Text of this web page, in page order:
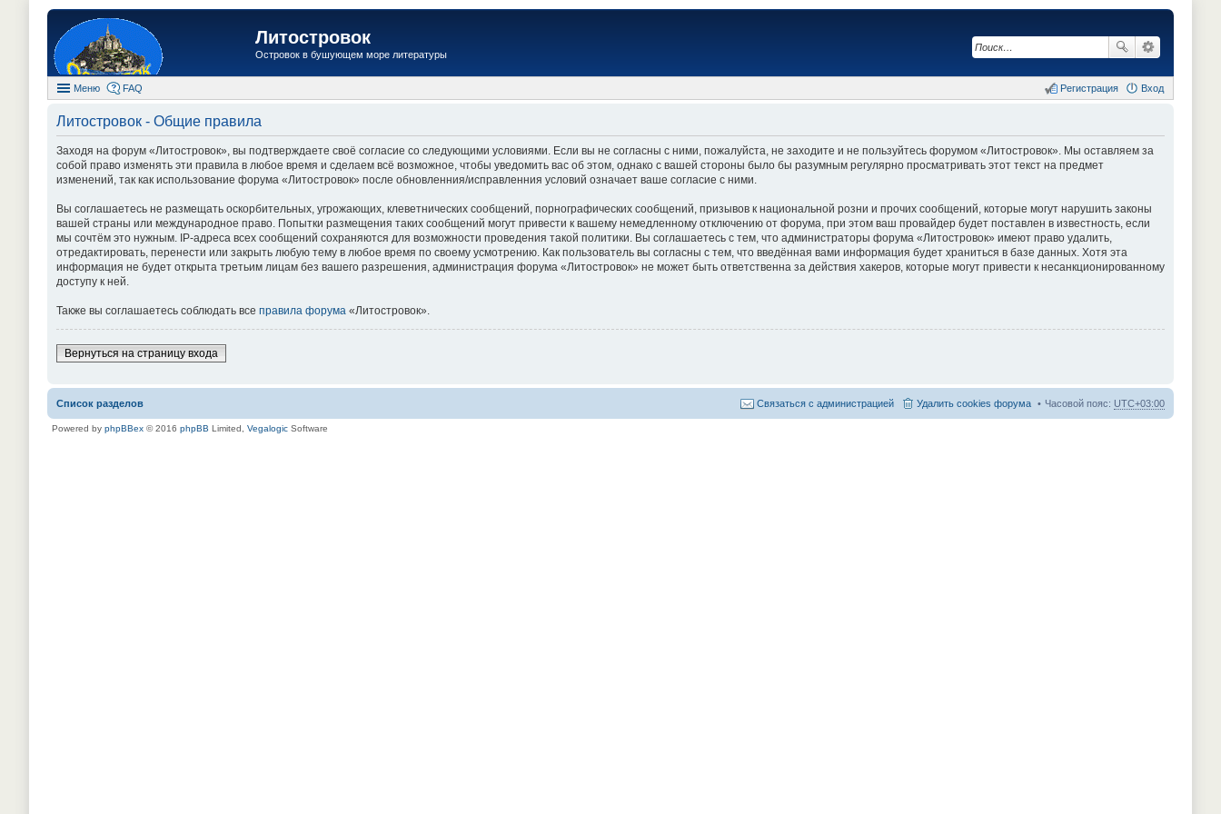
Литостровок
Островок в бушующем море литературы
Меню FAQ Вход
Регистрация
Литостровок - Общие правила
Заходя на форум «Литостровок», вы подтверждаете своё согласие со следующими условиями. Если вы не согласны с ними, пожалуйста, не заходите и не пользуйтесь форумом «Литостровок». Мы оставляем за
собой право изменять эти правила в любое время и сделаем всё возможное, чтобы уведомить вас об этом, однако с вашей стороны было бы разумным регулярно просматривать этот текст на предмет
изменений, так как использование форума «Литостровок» после обновленния/исправленния условий означает ваше согласие с ними.
Вы соглашаетесь не размещать оскорбительных, угрожающих, клеветнических сообщений, порнографических сообщений, призывов к национальной розни и прочих сообщений, которые могут нарушить законы
вашей страны или международное право. Попытки размещения таких сообщений могут привести к вашему немедленному отключению от форума, при этом ваш провайдер будет поставлен в известность, если
мы сочтём это нужным. IP-адреса всех сообщений сохраняются для возможности проведения такой политики. Вы соглашаетесь с тем, что администраторы форума «Литостровок» имеют право удалить,
отредактировать, перенести или закрыть любую тему в любое время по своему усмотрению. Как пользователь вы согласны с тем, что введённая вами информация будет храниться в базе данных. Хотя эта
информация не будет открыта третьим лицам без вашего разрешения, администрация форума «Литостровок» не может быть ответственна за действия хакеров, которые могут привести к несанкционированному
доступу к ней.
Также вы соглашаетесь соблюдать все правила форума «Литостровок».
Вернуться на страницу входа
Список разделов Часовой пояс: UTC+03:00
Удалить cookies форума
Связаться с администрацией
Powered by phpBBex © 2016 phpBB Limited, Vegalogic Software